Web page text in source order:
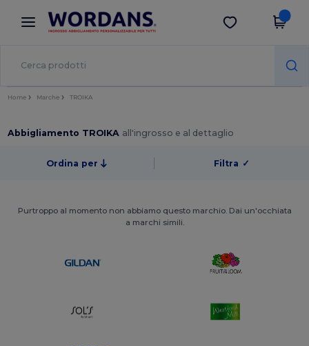
× App Wordans
Prezzi migliori sull'app!
Scarica app
Home Marche TROIKA
Abbigliamento TROIKA all'ingrosso e al dettaglio
Ordina per Filtra ✓
Purtroppo al momento non abbiamo questo marchio. Dai un'occhiata
a marchi simili.